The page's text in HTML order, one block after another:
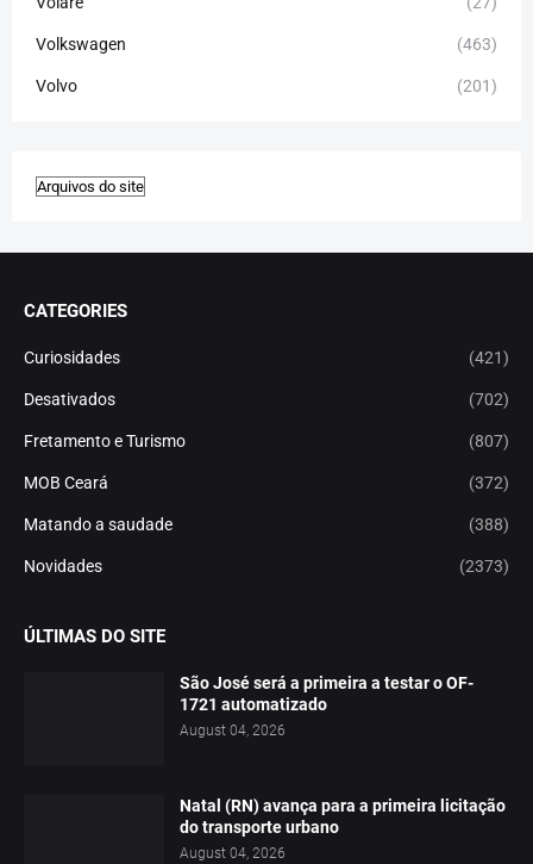
Volkswagen (463)
Volvo (201)
CATEGORIES
Curiosidades (421)
Desativados (702)
Fretamento e Turismo (807)
MOB Ceará (372)
Matando a saudade (388)
Novidades (2373)
ÚLTIMAS DO SITE
São José será a primeira a testar o OF-
1721 automatizado
August 04, 2026
Natal (RN) avança para a primeira licitação
do transporte urbano
August 04, 2026